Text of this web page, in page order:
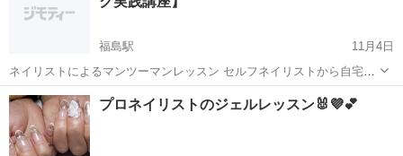
福島駅
11月4日
ネイリストによるマンツーマンレッスン セルフネイリストから自宅サ
ロンへ sonrisa nailのオーナーでもあるmeggは 出産を経て子育て期間
中に仕事をしながらネイルを学び ま...
大阪 大阪市 福島駅 ネイル
プロネイリストのジェルレッスン🐰💜💕